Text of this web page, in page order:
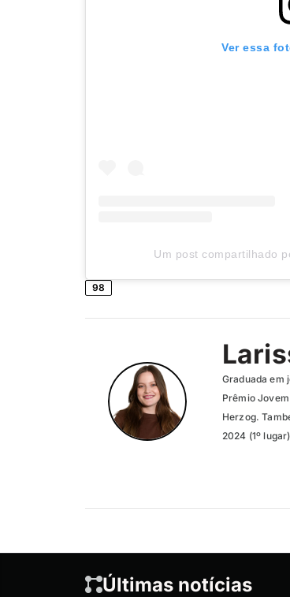
Ver essa
Um post compartilhado
98
Graduada em
Prêmio
Herzog.
2024 (1º
Últimas notícias